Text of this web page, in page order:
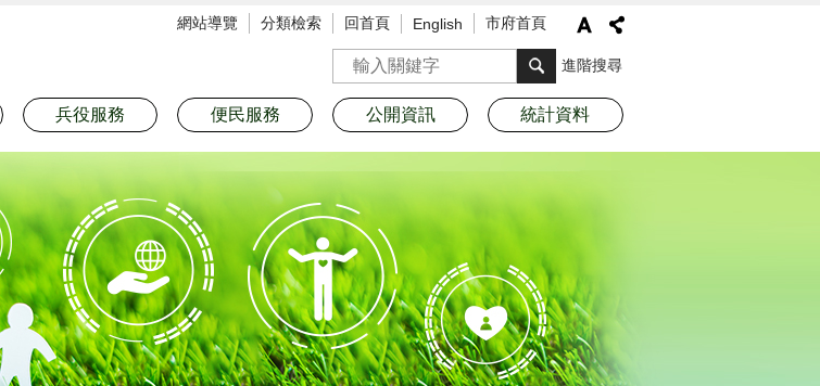
網站導覽 分類檢索 回首頁 English 市府首頁
搜尋 進階搜尋
兵役服務 便民服務 公開資訊 統計資料